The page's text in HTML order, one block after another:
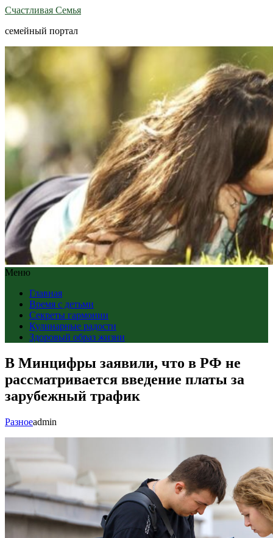
Счастливая Семья
семейный портал
Меню
Главная
Время с детьми
Секреты гармонии
Кулинарные радости
Здоровый образ жизни
В Минцифры заявили, что в РФ не
рассматривается введение платы за
зарубежный трафик
Разноеadmin